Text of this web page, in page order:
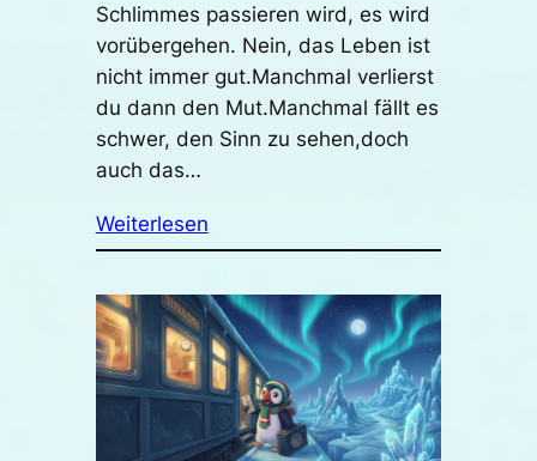
Schlimmes passieren wird, es wird
vorübergehen. Nein, das Leben ist
nicht immer gut.Manchmal verlierst
du dann den Mut.Manchmal fällt es
schwer, den Sinn zu sehen,doch
auch das…
Weiterlesen